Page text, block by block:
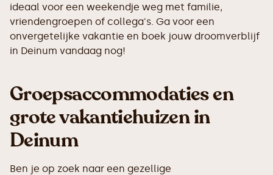
ideaal voor een weekendje weg met familie,
vriendengroepen of collega's. Ga voor een
onvergetelijke vakantie en boek jouw droomverblijf
in Deinum vandaag nog!
Groepsaccommodaties en
grote vakantiehuizen in
Deinum
Ben je op zoek naar een gezellige